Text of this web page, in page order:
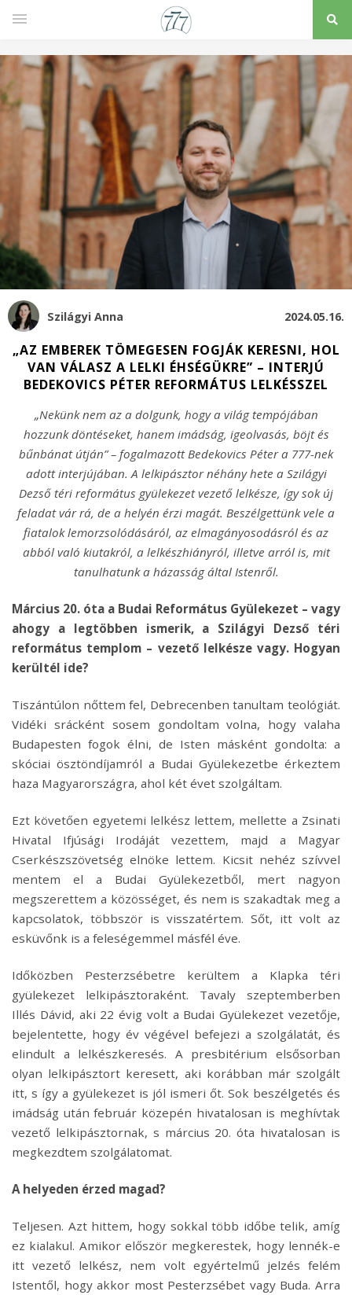
Szilágyi Anna 2024.05.16.
„AZ EMBEREK TÖMEGESEN FOGJÁK KERESNI, HOL
VAN VÁLASZ A LELKI ÉHSÉGÜKRE” – INTERJÚ
BEDEKOVICS PÉTER REFORMÁTUS LELKÉSSZEL
„Nekünk nem az a dolgunk, hogy a világ tempójában
hozzunk döntéseket, hanem imádság, igeolvasás, böjt és
bűnbánat útján” – fogalmazott Bedekovics Péter a 777-nek
adott interjújában. A lelkipásztor néhány hete a Szilágyi
Dezső téri református gyülekezet vezető lelkésze, így sok új
feladat vár rá, de a helyén érzi magát. Beszélgettünk vele a
fiatalok lemorzsolódásáról, az elmagányosodásról és az
abból való kiutakról, a lelkészhiányról, illetve arról is, mit
tanulhatunk a házasság által Istenről.
Március 20. óta a Budai Református Gyülekezet – vagy
ahogy a legtöbben ismerik, a Szilágyi Dezső téri
református templom – vezető lelkésze vagy. Hogyan
kerültél ide?
Tiszántúlon nőttem fel, Debrecenben tanultam teológiát.
Vidéki srácként sosem gondoltam volna, hogy valaha
Budapesten fogok élni, de Isten másként gondolta: a
skóciai ösztöndíjamról a Budai Gyülekezetbe érkeztem
haza Magyarországra, ahol két évet szolgáltam.
Ezt követően egyetemi lelkész lettem, mellette a Zsinati
Hivatal Ifjúsági Irodáját vezettem, majd a Magyar
Cserkészszövetség elnöke lettem. Kicsit nehéz szívvel
mentem el a Budai Gyülekezetből, mert nagyon
megszerettem a közösséget, és nem is szakadtak meg a
kapcsolatok, többször is visszatértem. Sőt, itt volt az
esküvőnk is a feleségemmel másfél éve.
Időközben Pesterzsébetre kerültem a Klapka téri
gyülekezet lelkipásztoraként. Tavaly szeptemberben
Illés Dávid, aki 22 évig volt a Budai Gyülekezet vezetője,
bejelentette, hogy év végével befejezi a szolgálatát, és
elindult a lelkészkeresés. A presbitérium elsősorban
olyan lelkipásztort keresett, aki korábban már szolgált
itt, s így a gyülekezet is jól ismeri őt. Sok beszélgetés és
imádság után február közepén hivatalosan is meghívtak
vezető lelkipásztornak, s március 20. óta hivatalosan is
megkezdtem szolgálatomat.
A helyeden érzed magad?
Teljesen. Azt hittem, hogy sokkal több időbe telik, amíg
ez kialakul. Amikor először megkerestek, hogy lennék-e
itt vezető lelkész, nem volt egyértelmű jelzés felém
Istentől, hogy akkor most Pesterzsébet vagy Buda. Arra